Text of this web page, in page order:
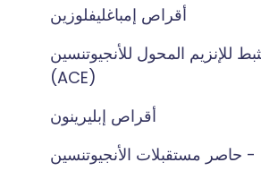
أقراص إمباغليفلوزين
للإنزيم المحول للأنجيوتنسين
(ACE)
أقراص إبليرينون
- حاصر مستقبلات الأنجيوتنسين